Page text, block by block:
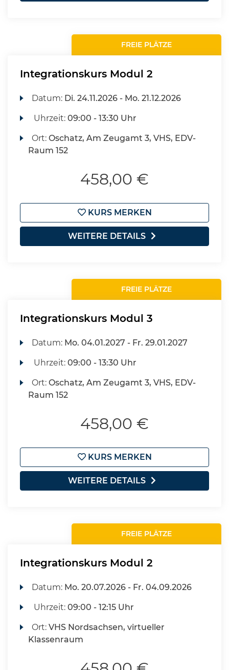
FREIE PLÄTZE
Integrationskurs Modul 2
Datum: Di. 24.11.2026 - Mo. 21.12.2026
Uhrzeit:09:00 - 13:30 Uhr
Ort:Oschatz, Am Zeugamt 3, VHS, EDV-
Raum 152
458,00 €
KURS MERKEN
WEITERE DETAILS
FREIE PLÄTZE
Integrationskurs Modul 3
Datum: Mo. 04.01.2027 - Fr. 29.01.2027
Uhrzeit:09:00 - 13:30 Uhr
Ort:Oschatz, Am Zeugamt 3, VHS, EDV-
Raum 152
458,00 €
KURS MERKEN
WEITERE DETAILS
FREIE PLÄTZE
Integrationskurs Modul 2
Datum: Mo. 20.07.2026 - Fr. 04.09.2026
Uhrzeit:09:00 - 12:15 Uhr
Ort:VHS Nordsachsen, virtueller
Klassenraum